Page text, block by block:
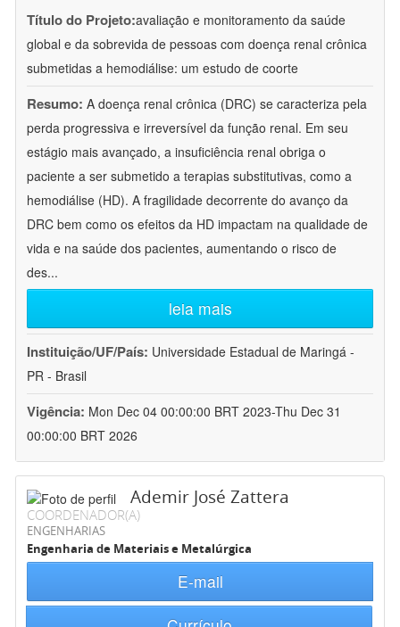
Título do Projeto:avaliação e monitoramento da saúde
global e da sobrevida de pessoas com doença renal crônica
submetidas a hemodiálise: um estudo de coorte
Resumo: A doença renal crônica (DRC) se caracteriza pela
perda progressiva e irreversível da função renal. Em seu
estágio mais avançado, a insuficiência renal obriga o
paciente a ser submetido a terapias substitutivas, como a
hemodiálise (HD). A fragilidade decorrente do avanço da
DRC bem como os efeitos da HD impactam na qualidade de
vida e na saúde dos pacientes, aumentando o risco de
des...
leia mais
Instituição/UF/País: Universidade Estadual de Maringá -
PR - Brasil
Vigência: Mon Dec 04 00:00:00 BRT 2023-Thu Dec 31
00:00:00 BRT 2026
Ademir José Zattera
COORDENADOR(A)
ENGENHARIAS
Engenharia de Materiais e Metalúrgica
E-mail